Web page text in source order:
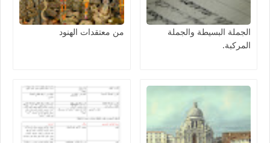
الجملة البسيطة والجملة
المركبة.
من معتقدات الهنود